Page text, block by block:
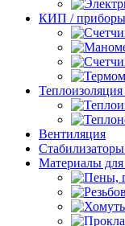
КИП / приборы
Вентиляция
Материалы